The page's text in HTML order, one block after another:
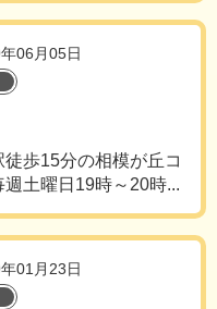
06月05日
歩15分の相模が丘コ
土曜日19時～20時...
01月23日